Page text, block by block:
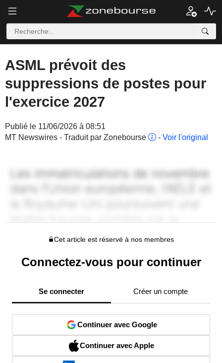
ASML prévoit des
suppressions de postes pour
l'exercice 2027
Publié le 11/06/2026 à 08:51
MT Newswires - Traduit par Zonebourse
- Voir l'original
Cet article est réservé à nos membres
Connectez-vous pour continuer
Se connecter Créer un compte
Continuer avec Google
Continuer avec Apple